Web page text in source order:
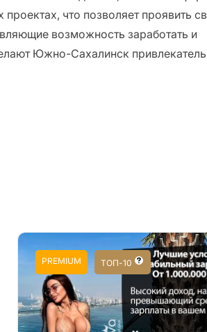
что позволяет проявить
возможность заработать и
Южно-Сахалинск
PREMIUM ТОП-10